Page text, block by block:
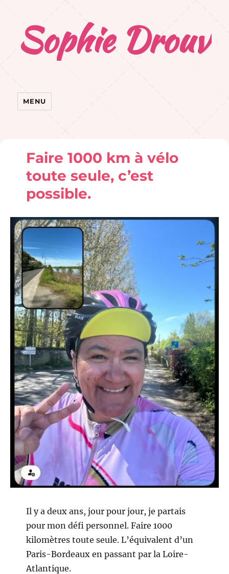
Sophie
MENU
Faire 1000 km à vélo
toute seule, c’est
possible.
Il y a deux ans, jour pour jour, je partais
pour mon défi personnel. Faire 1000
kilomètres toute seule. L’équivalent d’un
Paris-Bordeaux en passant par la Loire-
Atlantique.